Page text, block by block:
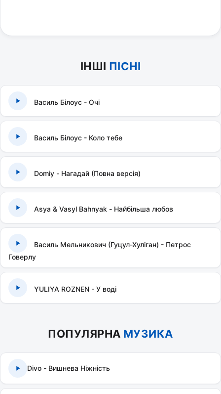
ІНШІ ПІСНІ
Василь Білоус - Очі
Василь Білоус - Коло тебе
Domiy - Нагадай (Повна версія)
Asya & Vasyl Bahnyak - Найбільша любов
Василь Мельникович (Гуцул-Хуліган) - Петрос
Говерлу
YULIYA ROZNEN - У воді
ПОПУЛЯРНА МУЗИКА
Divo - Вишнева Ніжність